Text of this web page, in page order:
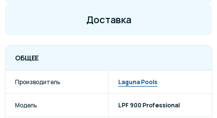
Доставка
ОБЩЕЕ
Производитель Laguna Pools
Модель LPF 900 Professional